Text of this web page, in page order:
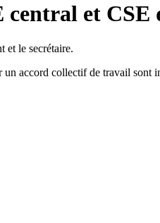
et CSE
et le secrétaire.
accord collectif de travail